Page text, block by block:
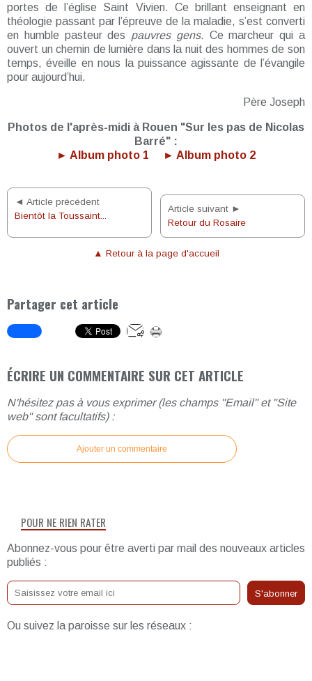
portes de l’église Saint Vivien. Ce brillant enseignant en
théologie passant par l’épreuve de la maladie, s’est converti
en humble pasteur des pauvres gens. Ce marcheur qui a
ouvert un chemin de lumière dans la nuit des hommes de son
temps, éveille en nous la puissance agissante de l’évangile
pour aujourd’hui.
Père Joseph
Photos de l'après-midi à Rouen "Sur les pas de Nicolas
Barré" :
► Album photo 1
► Album photo 2
◄ Article précédent
Bientôt la Toussaint...
Article suivant ►
Retour du Rosaire
▲ Retour à la page d'accueil
Partager cet article
ÉCRIRE UN COMMENTAIRE SUR CET ARTICLE
N'hésitez pas à vous exprimer (les champs "Email" et "Site
web" sont facultatifs) :
Ajouter un commentaire
POUR NE RIEN RATER
Abonnez-vous pour être averti par mail des nouveaux articles
publiés :
Ou suivez la paroisse sur les réseaux :